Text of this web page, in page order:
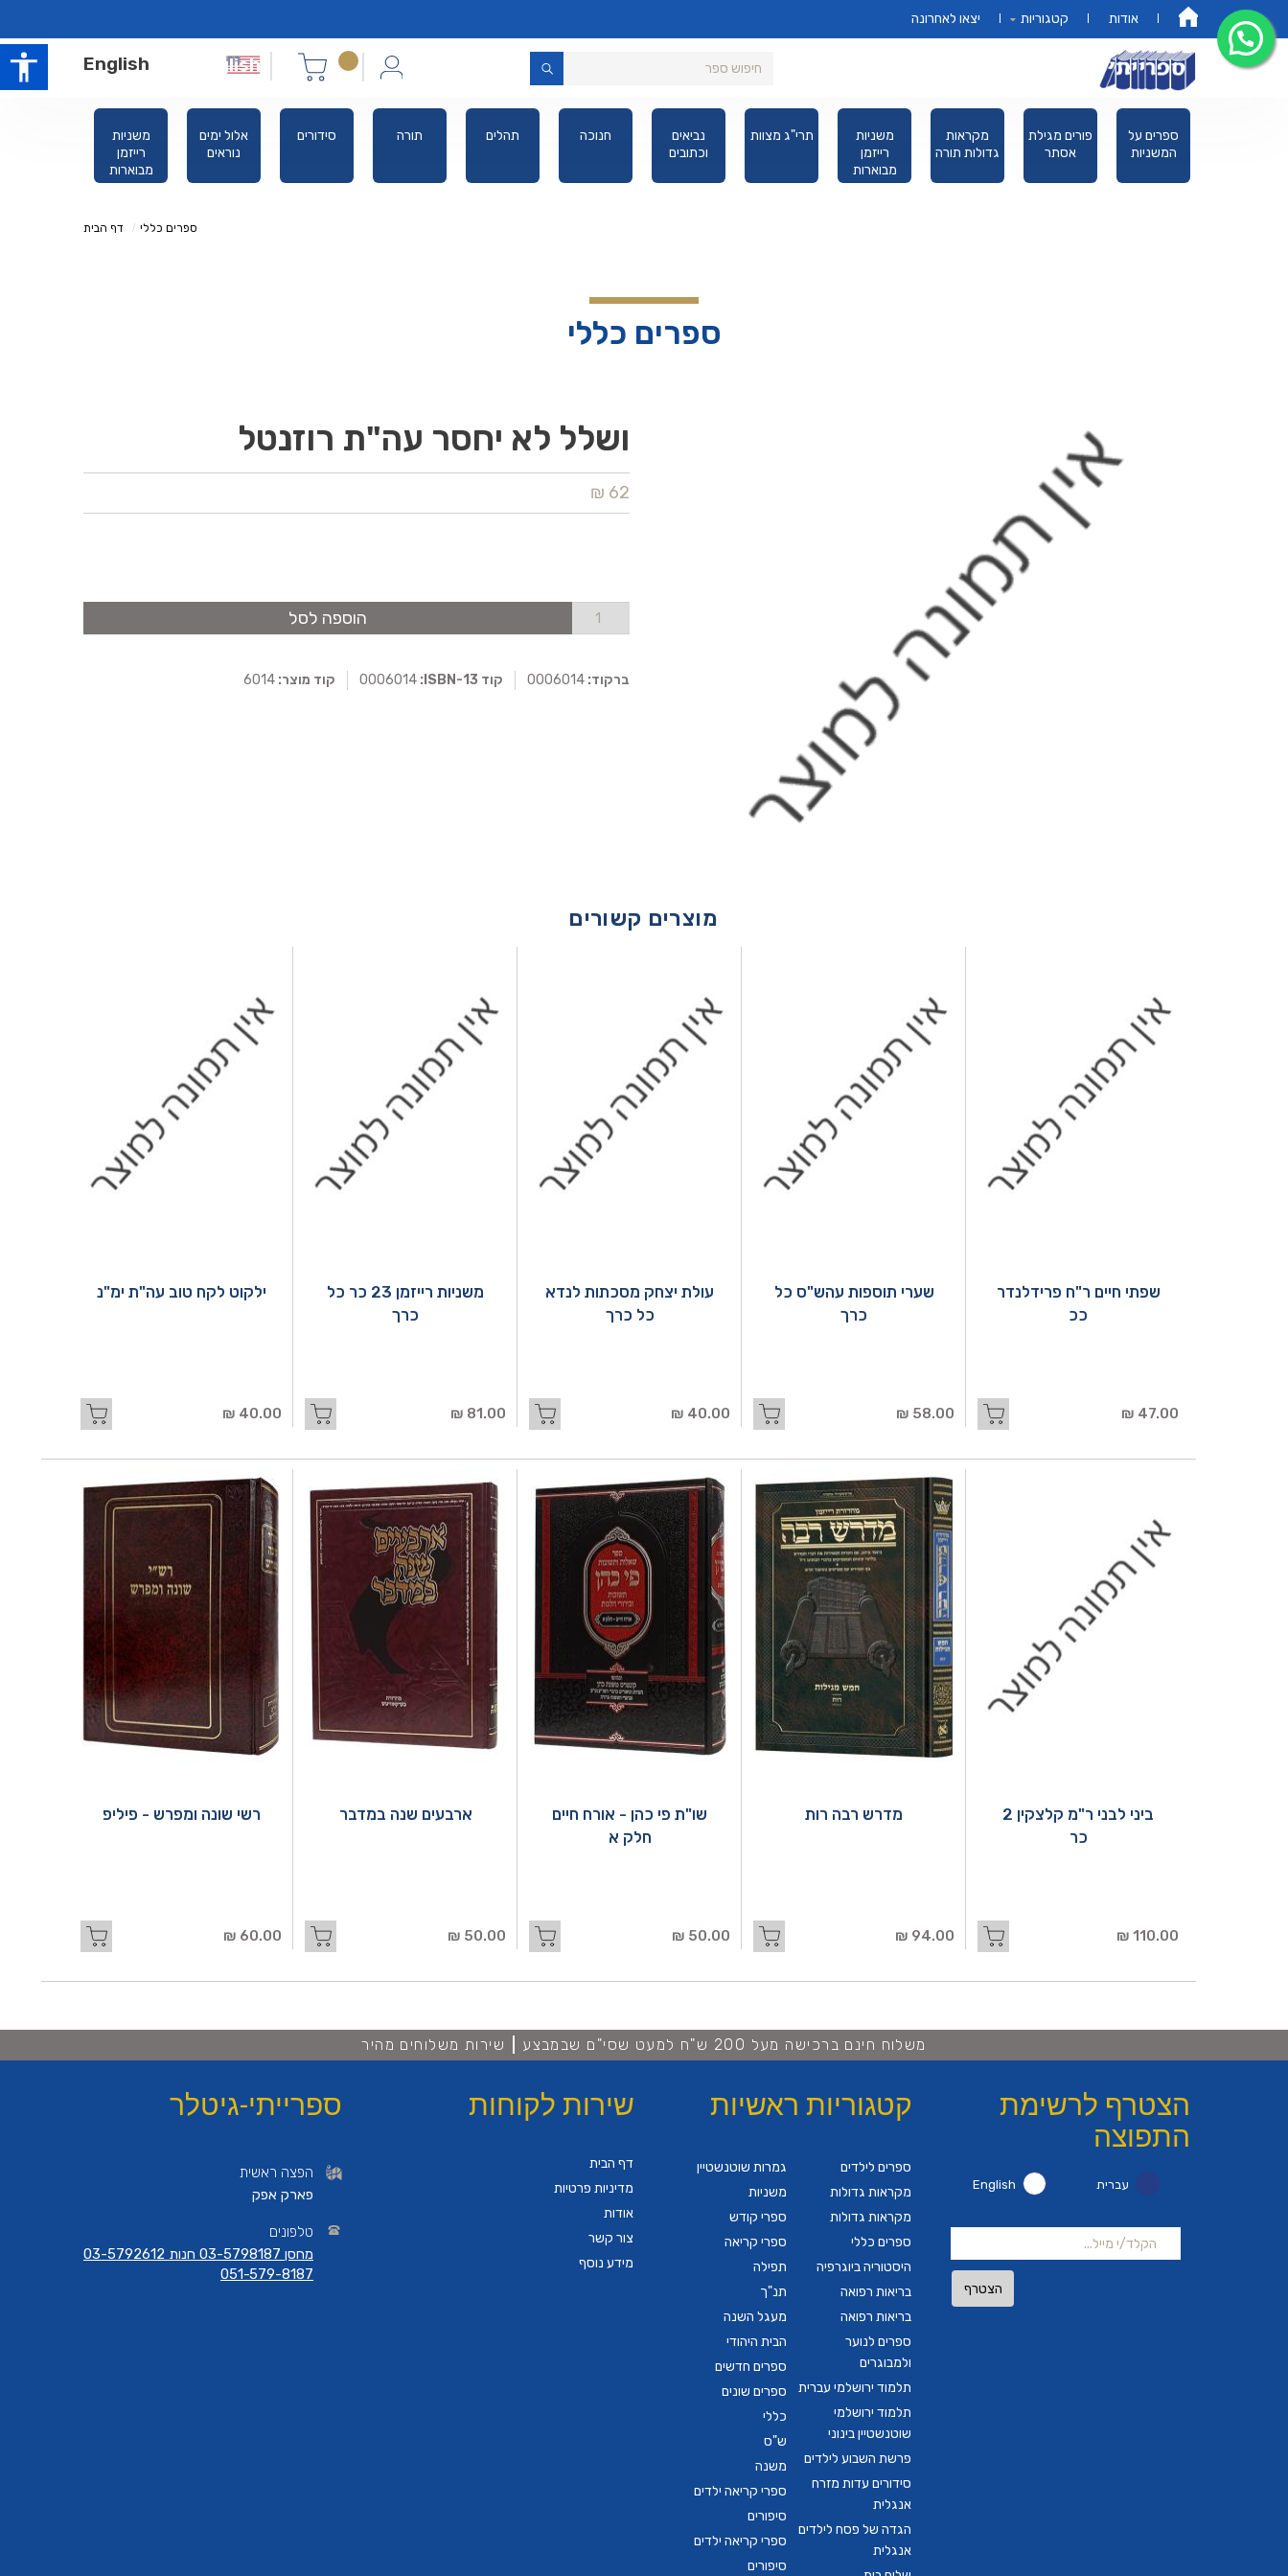
אודות קטגוריות יצאו לאחרונה
English
משניות
רייזמן
מבוארות
אלול ימים
נוראים
סידורים תורה תהלים חנוכה
נביאים
וכתובים
תרי"ג מצוות
משניות
רייזמן
מבוארות
מהדורת כיס
מקראות
גדולות תורה
פורים מגילת
אסתר
ספרים על
המשניות
דף הבית ספרים כללי
ספרים כללי
ושלל לא יחסר עה"ת רוזנטל
62 ₪
הוספה לסל
ברקוד: קוד ISBN-13: קוד מוצר:
מוצרים קשורים
שפתי חיים ר"ח פרידלנדר
ככ
47.00 ₪
שערי תוספות עהש"ס כל
כרך
58.00 ₪
עולת יצחק מסכתות לנדא
כל כרך
40.00 ₪
משניות רייזמן 23 כר כל
כרך
81.00 ₪
ילקוט לקח טוב עה"ת ימ"נ
40.00 ₪
ביני לבני ר"מ קלצקין 2
כר
110.00 ₪
מדרש רבה רות
94.00 ₪
שו"ת פי כהן - אורח חיים
חלק א
50.00 ₪
ארבעים שנה במדבר
50.00 ₪
רשי שונה ומפרש - פיליפ
60.00 ₪
משלוח חינם ברכישה מעל 200 ש"ח למעט שסי"ם שבמבצע שירות משלוחים מהיר
ספרייתי-גיטלר
הפצה ראשית
פארק אפק
טלפונים
מחסן 03-5798187 חנות 03-5792612
051-579-8187
הצטרף לרשימת
התפוצה
עברית English
הצטרף
קטגוריות ראשיות
גמרות שוטנשטיין
משניות
ספרי קודש
ספרי קריאה
תפילה
תנ"ך
מעגל השנה
הבית היהודי
ספרים חדשים
ספרים שונים
כללי
ש"ס
משנה
ספרי קריאה ילדים
סיפורים
ספרי קריאה ילדים
סיפורים
ספרים לילדים
מקראות גדולות
מקראות גדולות
ספרים כללי
היסטוריה ביוגרפיה
בריאות רפואה
בריאות רפואה
ספרים לנוער
ולמבוגרים
תלמוד ירושלמי עברית
תלמוד ירושלמי
שוטנשטיין בינוני
פרשת השבוע לילדים
סידורים עדות מזרח
אנגלית
הגדה של פסח לילדים
אנגלית
שירות לקוחות
דף הבית
מדיניות פרטיות
אודות
צור קשר
מידע נוסף